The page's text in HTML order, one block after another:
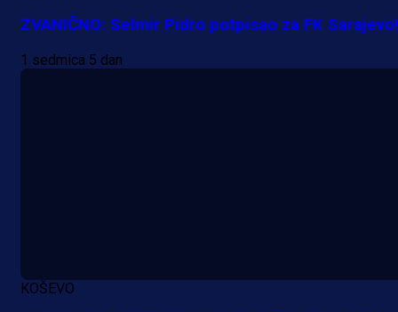
ZVANIČNO: Selmir Pidro potpisao za FK Sarajevo!
1 sedmica 5 dan
KOŠEVO